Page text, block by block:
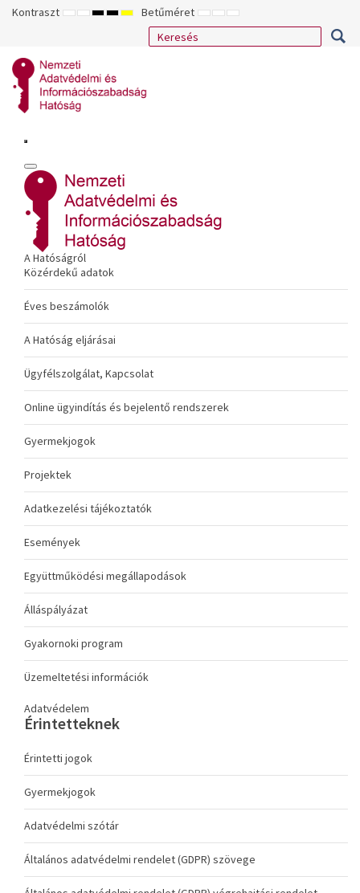
Kontraszt ALAPÉRTELMEZETT
ÉJSZAKAI
NAGY
KONTRASZTÚ
NAGY
KONTRASZTÚ
NAGY
KONTRASZTÚ
SÁRGA
FEKETE
Betűméret KISEBB
BETŰTÍPUS
ALAPÉRTELMEZETT
BETŰMÉRET
NAGYOBB
BETŰMÉRET
A Hatóságról
Közérdekű adatok
Éves beszámolók
A Hatóság eljárásai
Ügyfélszolgálat, Kapcsolat
Online ügyindítás és bejelentő rendszerek
Gyermekjogok
Projektek
Adatkezelési tájékoztatók
Események
Együttműködési megállapodások
Álláspályázat
Gyakornoki program
Üzemeltetési információk
Adatvédelem
Érintetteknek
Érintetti jogok
Gyermekjogok
Adatvédelmi szótár
Általános adatvédelmi rendelet (GDPR) szövege